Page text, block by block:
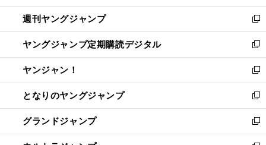
開
く
ウ
で
開
く
ン
ド
ウ
で
開
く
ウ
ィ
ン
ド
ウ
で
開
く
週刊ヤングジャンプ
新
し
い
ウ
ィ
ン
ド
ウ
で
開
ヤングジャンプ定期購読デジタル
新
し
い
ウ
ィ
ン
ド
ウ
ヤンジャン！
新
し
い
ウ
ィ
ン
となりのヤングジャンプ
新
し
い
ウ
グランドジャンプ
新
し